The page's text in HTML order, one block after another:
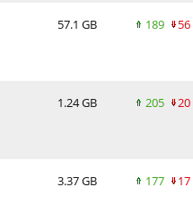
57.1 GB 189 56
1.24 GB 205 20
3.37 GB 177 17